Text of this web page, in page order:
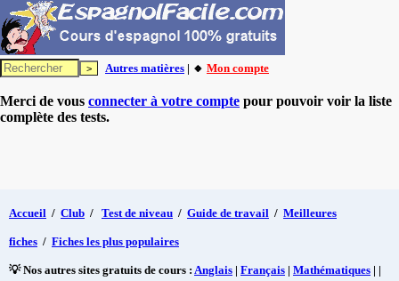
Autres matières | 🔸 Mon compte
Merci de vous connecter à votre compte pour pouvoir voir la liste
complète des tests.
Accueil / Club / Test de niveau / Guide de travail / Meilleures
fiches / Fiches les plus populaires
💡 Nos autres sites gratuits de cours : Anglais | Français | Mathématiques | |